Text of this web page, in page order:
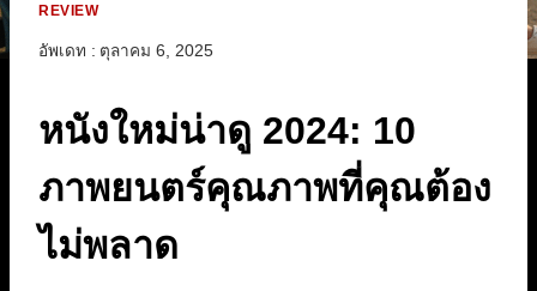
REVIEW
อัพเดท : ตุลาคม 6, 2025
หนังใหม่น่าดู 2024: 10
ภาพยนตร์คุณภาพที่คุณต้อง
ไม่พลาด